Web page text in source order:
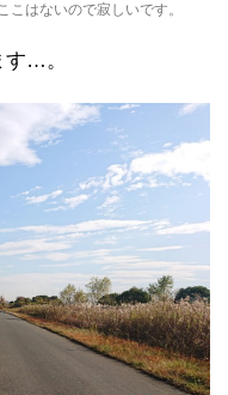
はないので寂しいです。
…。